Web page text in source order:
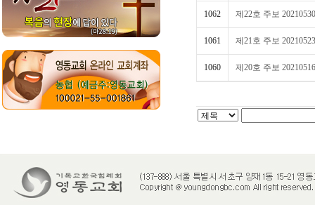
1062 제22호 주보
1061 제21호 주보
1060 제20호 주보